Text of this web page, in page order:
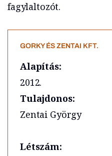
fagylaltozót.
GORKY ÉS ZENTAI KFT.
Alapítás:
2012.
Tulajdonos:
Zentai György
Létszám: